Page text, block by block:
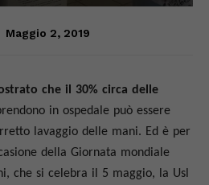
Maggio 2, 2019
che il 30% circa delle
in ospedale può essere
lavaggio delle mani. Ed è per
della Giornata mondiale
che si celebra il 5 maggio, la Usl